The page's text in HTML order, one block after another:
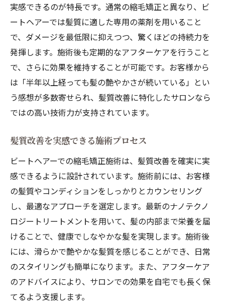
実感できるのが特長です。通常の縮毛矯正と異なり、ビ
ートヘアーでは髪質に適した専用の薬剤を用いること
で、ダメージを最低限に抑えつつ、驚くほどの持続力を
発揮します。施術後も定期的なアフターケアを行うこと
で、さらに効果を維持することが可能です。お客様から
は「半年以上経っても髪の艶やかさが続いている」とい
う感想が多数寄せられ、髪質改善に特化したサロンなら
ではの高い技術力が支持されています。
髪質改善を実感できる施術プロセス
ビートヘアーでの縮毛矯正施術は、髪質改善を確実に実
感できるように設計されています。施術前には、お客様
の髪質やコンディションをしっかりとカウンセリング
し、最適なアプローチを選定します。最新のナノテクノ
ロジートリートメントを用いて、髪の内部まで栄養を届
けることで、健康でしなやかな髪を実現します。施術後
には、滑らかで艶やかな髪質を感じることができ、日常
のスタイリングも簡単になります。また、アフターケア
のアドバイスにより、サロンでの効果を自宅でも長く保
てるよう支援します。